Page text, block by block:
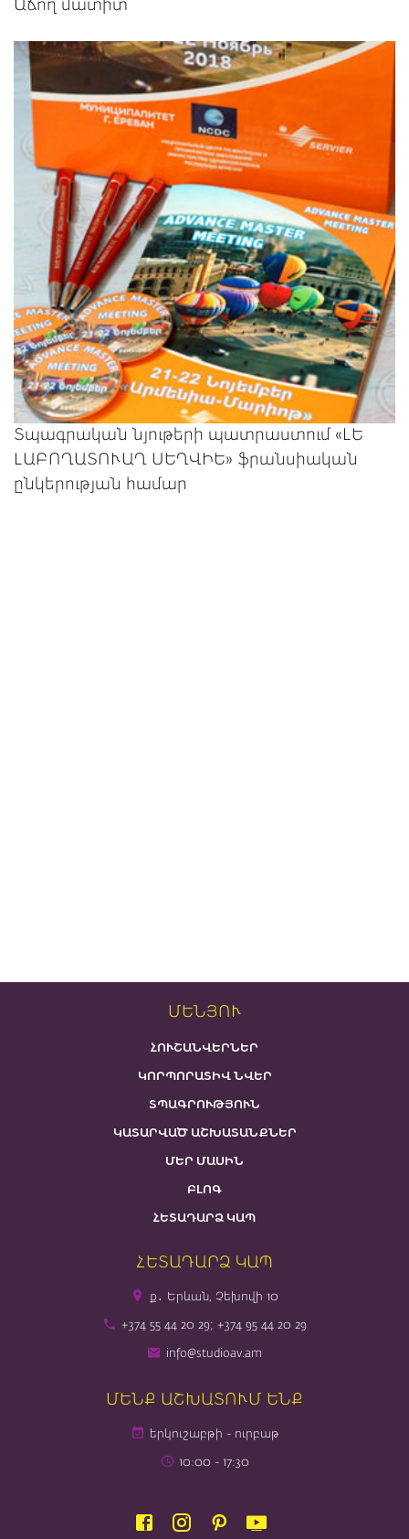
Աճող մատիտ
Տպագրական նյութերի պատրաստում «ԼԵ
ԼԱԲՈՂԱՏՈՒԱՂ ՍԵՂՎԻԵ» ֆրանսիական
ընկերության համար
ՄԵՆՅՈՒ
ՀՈՒՇԱՆՎԵՐՆԵՐ
ԿՈՐՊՈՐԱՏԻՎ ՆՎԵՐ
ՏՊԱԳՐՈՒԹՅՈՒՆ
ԿԱՏԱՐՎԱԾ ԱՇԽԱՏԱՆՔՆԵՐ
ՄԵՐ ՄԱՍԻՆ
ԲԼՈԳ
ՀԵՏԱԴԱՐՁ ԿԱՊ
ՀԵՏԱԴԱՐՁ ԿԱՊ
ք․ Երևան, Չեխովի 10
+374 55 44 20 29; +374 95 44 20 29
info@studioav.am
ՄԵՆՔ ԱՇԽԱՏՈՒՄ ԵՆՔ
երկուշաբթի - ուրբաթ
10։00 - 17։30